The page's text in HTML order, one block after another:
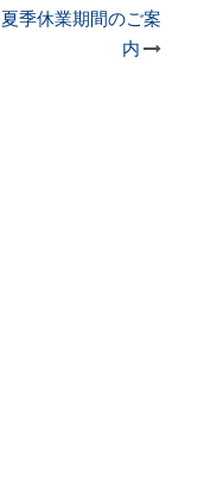
夏季休業期間のご案
内